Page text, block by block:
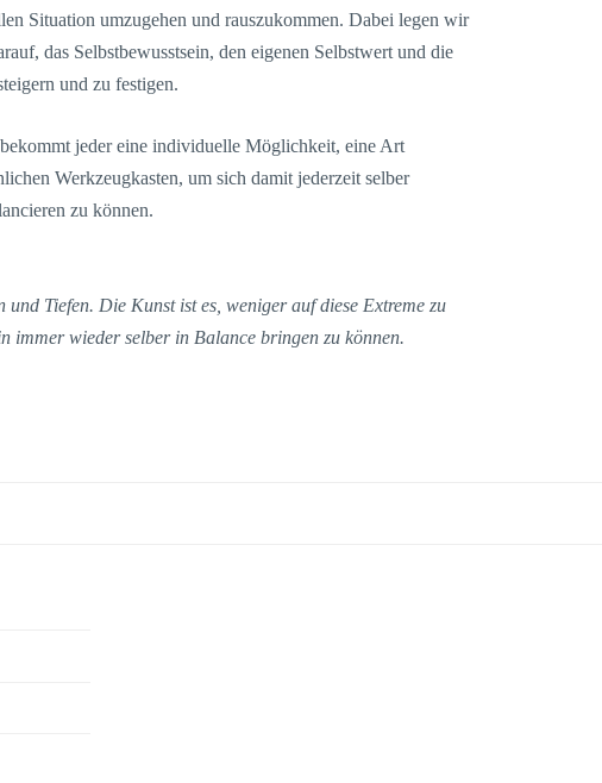
Situation umzugehen und rauszukommen. Dabei legen wir
das Selbstbewusstsein, den eigenen Selbstwert und die
und zu festigen.
jeder eine individuelle Möglichkeit, eine Art
Werkzeugkasten, um sich damit jederzeit selber
zu können.
Tiefen. Die Kunst ist es, weniger auf diese Extreme zu
immer wieder selber in Balance bringen zu können.